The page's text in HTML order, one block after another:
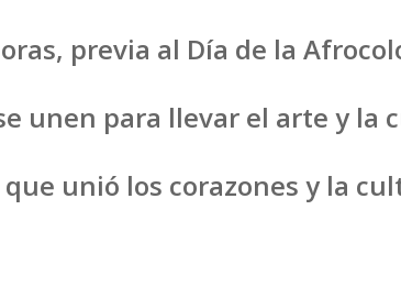
previa al Día de la
unen para llevar el arte y
unió los corazones y la